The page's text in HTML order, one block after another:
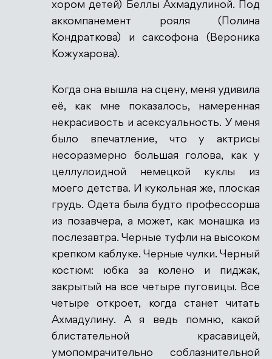
хором детей) Беллы Ахмадулиной. Под
аккомпанемент рояля (Полина
Кондраткова) и саксофона (Вероника
Кожухарова).
Когда она вышла на сцену, меня удивила
её, как мне показалось, намеренная
некрасивость и асексуальность. У меня
было впечатление, что у актрисы
несоразмерно большая голова, как у
целлулоидной немецкой куклы из
моего детства. И кукольная же, плоская
грудь. Одета была будто профессорша
из позавчера, а может, как монашка из
послезавтра. Черные туфли на высоком
крепком каблуке. Черные чулки. Черный
костюм: юбка за колено и пиджак,
закрытый на все четыре пуговицы. Все
четыре откроет, когда станет читать
Ахмадулину. А я ведь помню, какой
блистательной красавицей,
умопомрачительно соблазнительной